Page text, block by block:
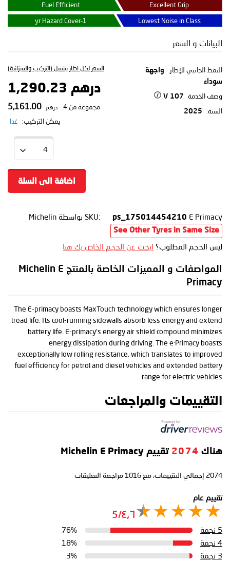
Excellent Grip
Fuel Efficient
Lowest Noise in Class
1-yr Hazard Cover
البيانات و السعر
النمط الجانبي للإطار:
واجهة
سوداء
وصف الخدمة 107 V
السنة: 2025
السعر لكل اطار يشمل (التركيب والميزانية)
درهم 1,290.23
مجموعة من 4: درهم
يمكن التركيب: غدا
اضافة الى السلة
SKU: ps_175014454210 E Primacy بواسطة Michelin
See Other Tyres in Same Size
ليس الحجم المطلوب؟ ابحث عن الحجم الخاص بك هنا
المواصفات و المميزات الخاصة بالمنتج Michelin E
Primacy
The E-primacy boasts MaxTouch technology which ensures longer
tread life. Its cool-running sidewalls absorb less energy and extend
battery life. E-primacy's energy air shield compound minimizes
energy dissipation during driving. The e·Primacy boasts
exceptionally low rolling resistance, which translates to improved
fuel efficiency for petrol and diesel vehicles and extended battery
range for electric vehicles.
التقييمات والمراجعات
هناك 2074 تقييم Michelin E Primacy
2074 إجمالي التقييمات، مع 1016 مراجعة التعليقات
تقييم عام
٤٫٦/5
5 نجمة
76%
4 نجمة
18%
3 نجمة
3%